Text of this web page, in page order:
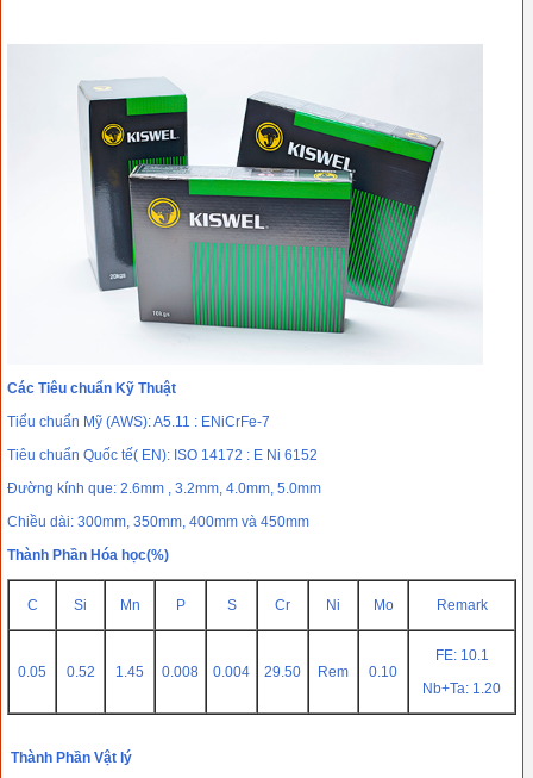
Các Tiêu chuẩn Kỹ Thuật
Tiểu chuẩn Mỹ (AWS): A5.11 : ENiCrFe-7
Tiêu chuẩn Quốc tế( EN): ISO 14172 : E Ni 6152
Đường kính que: 2.6mm , 3.2mm, 4.0mm, 5.0mm
Chiều dài: 300mm, 350mm, 400mm và 450mm
Thành Phần Hóa học(%)
C Si Mn P S Cr Ni Mo Remark
0.05 0.52 1.45 0.008 0.004 29.50 Rem 0.10
FE: 10.1
Nb+Ta: 1.20
Thành Phần Vật lý